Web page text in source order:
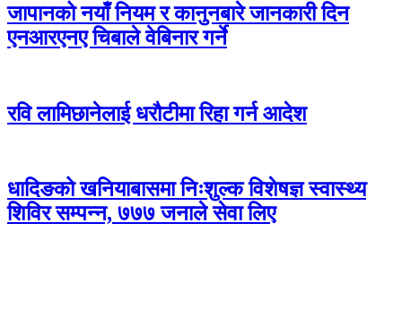
जापानको नयाँ नियम र कानुनबारे जानकारी दिन
एनआरएनए चिबाले वेबिनार गर्ने
रवि लामिछानेलाई धरौटीमा रिहा गर्न आदेश
धादिङको खनियाबासमा निःशुल्क विशेषज्ञ स्वास्थ्य
शिविर सम्पन्न, ७७७ जनाले सेवा लिए